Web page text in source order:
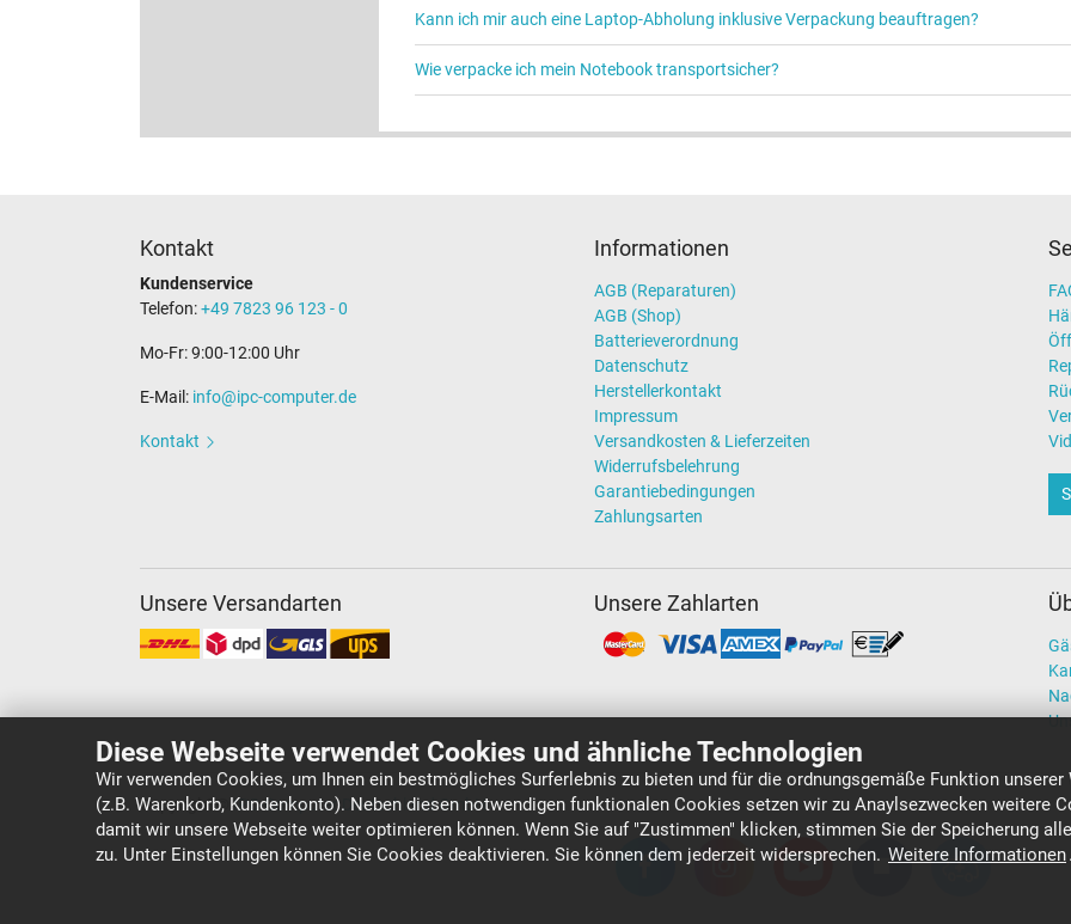
Diese Webseite verwendet Cookies und ähnliche Technologien
Wir verwenden Cookies, um Ihnen ein bestmögliches Surferlebnis zu bieten und für die ordnungsgemäße Funktion unserer
(z.B. Warenkorb, Kundenkonto). Neben diesen notwendigen funktionalen Cookies setzen wir zu Anaylsezwecken weitere
damit wir unsere Webseite weiter optimieren können. Wenn Sie auf "Zustimmen" klicken, stimmen Sie der Speicherung
zu. Unter Einstellungen können Sie Cookies deaktivieren. Sie können dem jederzeit widersprechen. Weitere Informationen.
Kann ich mir auch eine Laptop-Abholung inklusive Verpackung beauftragen?
Wie verpacke ich mein Notebook transportsicher?
Kontakt
Kundenservice
Telefon:+49 7823 96 123 - 0
Mo-Fr: 9:00-12:00 Uhr
E-Mail: info@ipc-computer.de
Kontakt
Informationen
AGB (Reparaturen)
AGB (Shop)
Batterieverordnung
Datenschutz
Herstellerkontakt
Impressum
Versandkosten & Lieferzeiten
Widerrufsbelehrung
Garantiebedingungen
Zahlungsarten
Unsere Versandarten Unsere Zahlarten
Copyright ©IPC-Computer Deutschland GmbH